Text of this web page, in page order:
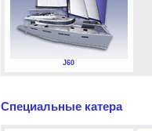
J60
Специальные катера